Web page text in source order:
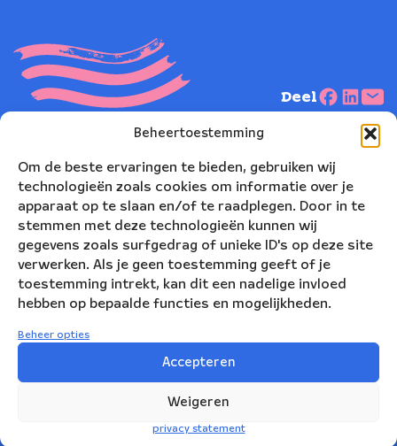
Beheertoestemming
Om de beste ervaringen te bieden, gebruiken wij
technologieën zoals cookies om informatie over je
apparaat op te slaan en/of te raadplegen. Door in te
stemmen met deze technologieën kunnen wij
gegevens zoals surfgedrag of unieke ID's op deze site
verwerken. Als je geen toestemming geeft of je
toestemming intrekt, kan dit een nadelige invloed
hebben op bepaalde functies en mogelijkheden.
Beheer opties
Accepteren
Weigeren
privacy statement
Deel
Beschrijving
Recensies